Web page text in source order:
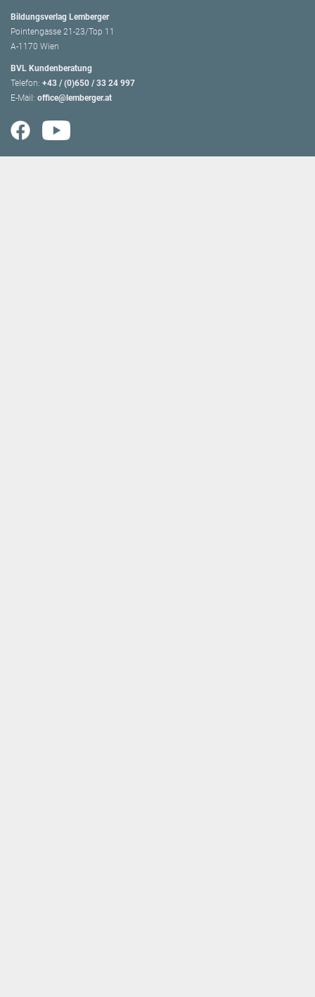
Bildungsverlag Lemberger
Pointengasse 21-23/Top 11
A-1170 Wien
BVL Kundenberatung
Telefon: +43 / (0)650 / 33 24 997
E-Mail: office@lemberger.at